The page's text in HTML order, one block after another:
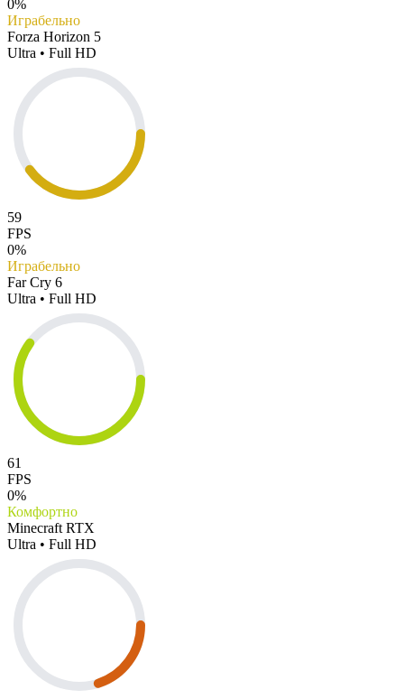
0%
Играбельно
Forza Horizon 5
Ultra • Full HD
59
FPS
0%
Играбельно
Far Cry 6
Ultra • Full HD
61
FPS
0%
Комфортно
Minecraft RTX
Ultra • Full HD